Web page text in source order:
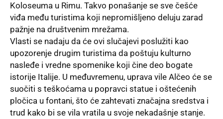
Koloseuma u Rimu. Takvo ponašanje se sve češće
viđa među turistima koji nepromišljeno deluju zarad
pažnje na društvenim mrežama.
Vlasti se nadaju da će ovi slučajevi poslužiti kao
upozorenje drugim turistima da poštuju kulturno
nasleđe i vredne spomenike koji čine deo bogate
istorije Italije. U međuvremenu, uprava vile Alčeo će se
suočiti s teškoćama u popravci statue i oštećenih
pločica u fontani, što će zahtevati značajna sredstva i
trud kako bi se vila vratila u svoje nekadašnje stanje.